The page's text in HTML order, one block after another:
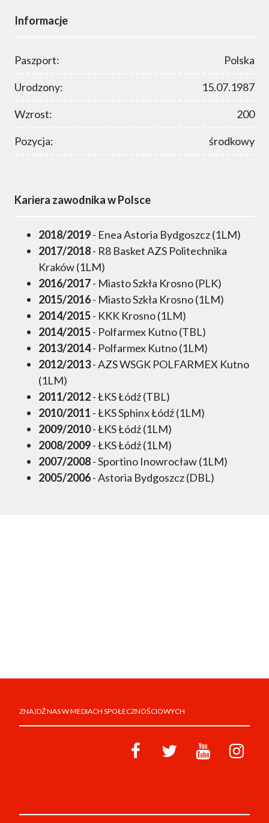
Informacje
Paszport: Polska
Urodzony: 15.07.1987
Wzrost: 200
Pozycja: środkowy
Kariera zawodnika w Polsce
2018/2019- Enea Astoria Bydgoszcz (1LM)
2017/2018- R8 Basket AZS Politechnika
Kraków (1LM)
2016/2017- Miasto Szkła Krosno (PLK)
2015/2016- Miasto Szkła Krosno (1LM)
2014/2015- KKK Krosno (1LM)
2014/2015- Polfarmex Kutno (TBL)
2013/2014- Polfarmex Kutno (1LM)
2012/2013- AZS WSGK POLFARMEX Kutno
(1LM)
2011/2012- ŁKS Łódź (TBL)
2010/2011 - ŁKS Sphinx Łódź (1LM)
2009/2010- ŁKS Łódź (1LM)
2008/2009- ŁKS Łódź (1LM)
2007/2008- Sportino Inowrocław (1LM)
2005/2006- Astoria Bydgoszcz (DBL)
ZNAJDŹ NAS W MEDIACH SPOŁECZNOŚCIOWYCH